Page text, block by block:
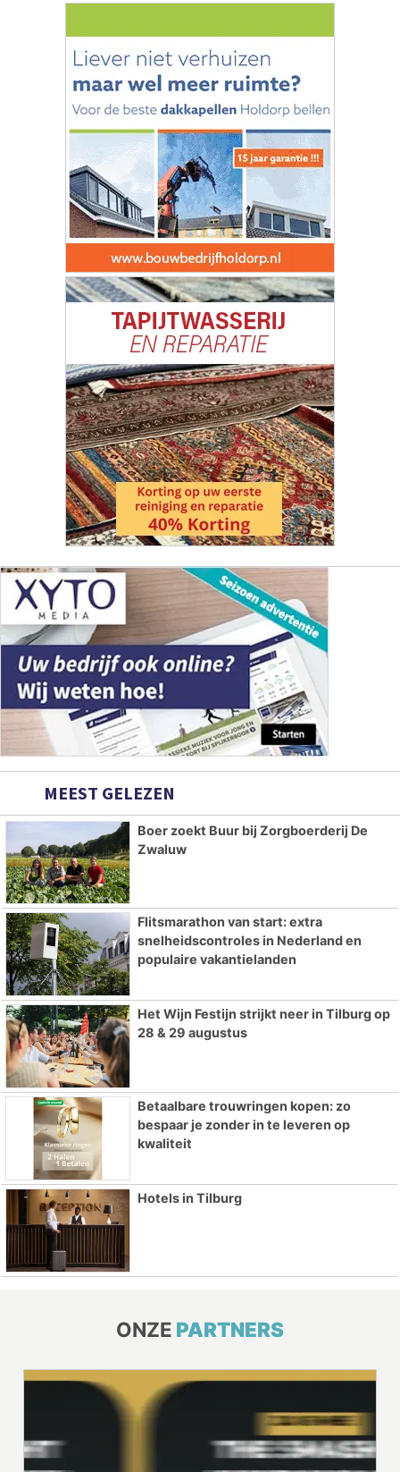
MEEST GELEZEN
Boer zoekt Buur bij Zorgboerderij De
Zwaluw
Flitsmarathon van start: extra
snelheidscontroles in Nederland en
populaire vakantielanden
Het Wijn Festijn strijkt neer in Tilburg op
28 & 29 augustus
Betaalbare trouwringen kopen: zo
bespaar je zonder in te leveren op
kwaliteit
Hotels in Tilburg
ONZE PARTNERS